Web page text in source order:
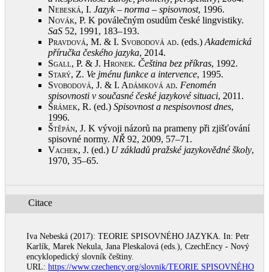
Nebeská, I. Jazyk – norma – spisovnost, 1996.
Novák, P. K poválečným osudům české lingvistiky.
SaS 52, 1991, 183–193.
Pravdová, M. & I. Svobodová ad. (eds.) Akademická
příručka českého jazyka, 2014.
Sgall, P. & J. Hronek. Čeština bez příkras, 1992.
Starý, Z. Ve jménu funkce a intervence, 1995.
Svobodová, J. & I. Adámková ad. Fenomén
spisovnosti v současné české jazykové situaci, 2011 .
Šrámek, R. (ed.) Spisovnost a nespisovnost dnes,
1996.
Štěpán, J. K vývoji názorů na prameny při zjišťování
spisovné normy. NŘ 92, 2009, 57–71 .
Vachek, J. (ed.) U základů pražské jazykovědné školy,
1970, 35–65.
Citace
Iva Nebeská (2017): TEORIE SPISOVNÉHO JAZYKA. In: Petr
Karlík, Marek Nekula, Jana Pleskalová (eds.), CzechEncy - Nový
encyklopedický slovník češtiny.
URL: https://www.czechency.org/slovnik/TEORIE SPISOVNÉHO